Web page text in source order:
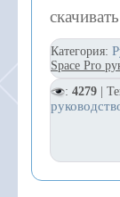
Категория:
Space Pro
: 4279 |